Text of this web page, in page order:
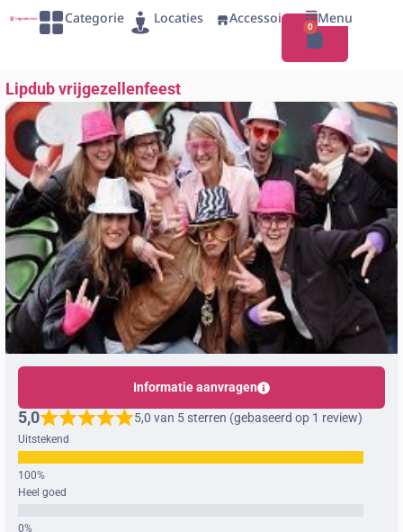
Categorie Locaties Accessoires
0
Menu
Lipdub vrijgezellenfeest
Informatie aanvragen
5,0 5,0 van 5 sterren (gebaseerd op 1 review)
Uitstekend
Heel goed